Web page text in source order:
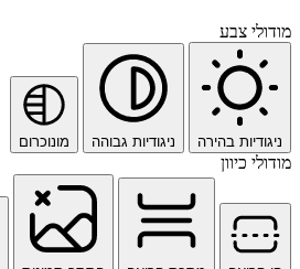
מודולי צבע
ניגודיות בהירה ניגודיות גבוהה מונוכרום
מודולי כיוון